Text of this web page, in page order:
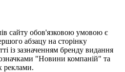
сайту обов'язковою умовою є
абзацу на сторінку
із зазначенням бренду видання
"Новини компаній" та
реклами.